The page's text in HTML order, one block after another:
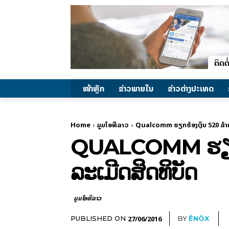
ໜ້າຫຼັກ ຂ່າວພາຍ​ໃນ ຂ່າວຕ່າງປະເທດ
Home ມູມໄອທີລາວ Qualcomm ຮຽກຮ້ອງເງິນ 520
QUALCOMM ຮ
ລະເມີດສິດທິບັດ
ມູມໄອທີລາວ
PUBLISHED ON 27/06/2016 BY ÊNÖX